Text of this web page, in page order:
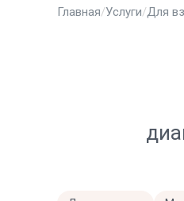
Главная/Услуги/Для